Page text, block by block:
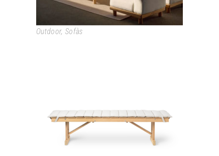
Outdoor, Sofàs
BM1771 – BM1871